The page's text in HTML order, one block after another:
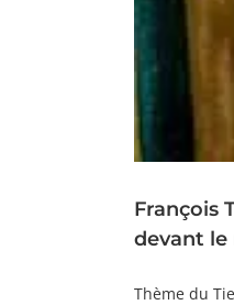
François
devant
Thème du